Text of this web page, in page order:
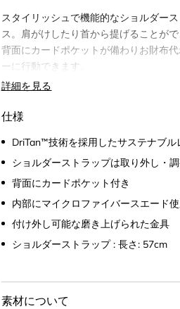
スタイリッシュで機能的なショルダー
ス。肩がけしたり首から提げることがで
背面にカードポケットが備わりお財布
ーに行動できます。
対応機種: iPhone 14 Pro Max
詳細を見る
仕様
DriTan™技術を採用したサステナブル
ショルダーストラップは取り外し・
背面にカードポケット付き
内部にマイクロファイバースエード
付け外し可能な磨き上げられた金具
ショルダーストラップ : 長さ: 57cm
素材について